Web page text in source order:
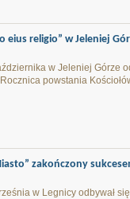
eius religio” w Jeleniej
w Jeleniej Górze
powstania
zakończony
w Legnicy odbywał